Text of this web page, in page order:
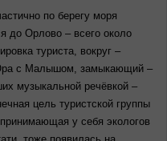
по берегу моря
до Орлово – всего около
туриста, вокруг –
с Малышом, замыкающий –
музыкальной речёвкой –
цель туристской группы
у себя экологов